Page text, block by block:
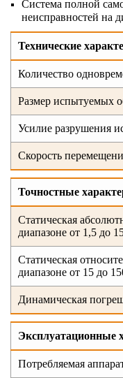
Система полной
неисправностей на
Технические
Количество
Размер испытуемых
Усилие разрушения
Скорость
Точностные
Статическая
диапазоне от 1,5 до
Статическая
диапазоне от 15 до
Динамическая
Эксплуатационные
Потребляемая